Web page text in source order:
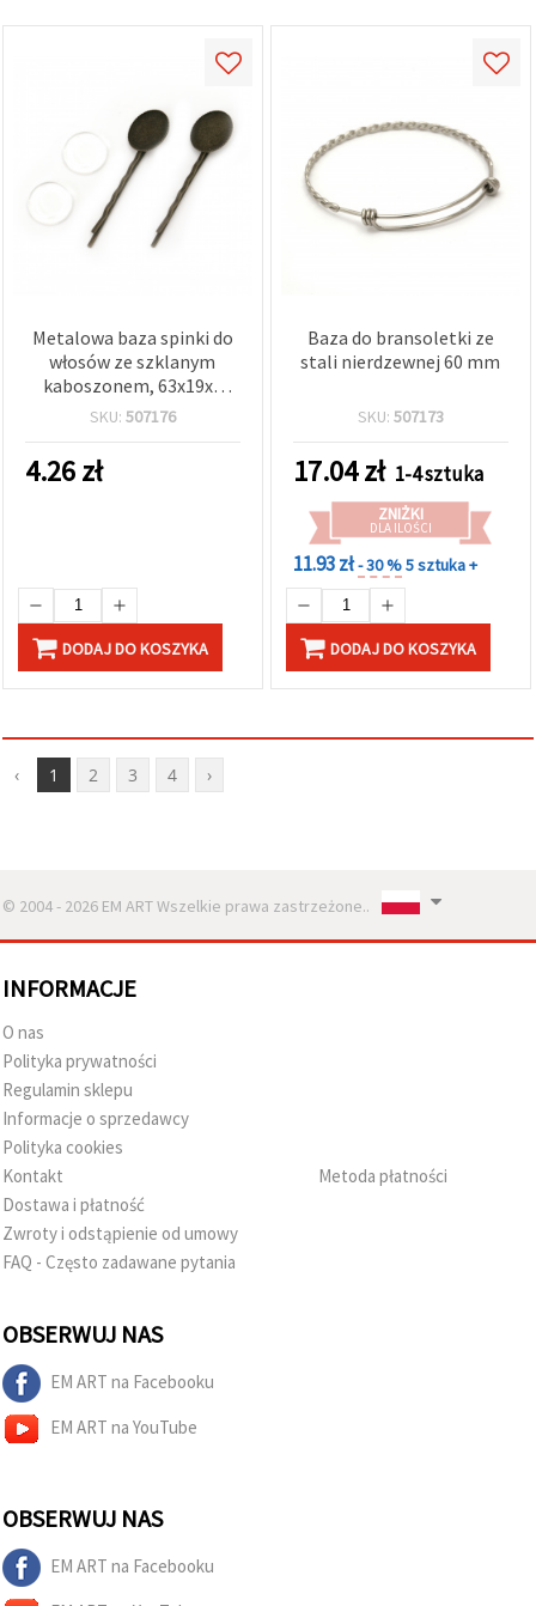
Metalowa baza spinki do
włosów ze szklanym
kaboszonem, 63x19x2
mm, antyczny brąz – 2
SKU: 507176
4.26zł
DODAJ DO KOSZYKA
Baza do bransoletki ze
stali nierdzewnej 60 mm
SKU: 507173
17.04zł 1-4 sztuka
ZNIŻKI
DLA ILOŚCI
11.93 zł- 30 %5 sztuka +
DODAJ DO KOSZYKA
‹ 1 2 3 4 ›
© 2004 - 2026 EM ART Wszelkie prawa zastrzeżone..
INFORMACJE
O nas
Polityka prywatności
Regulamin sklepu
Informacje o sprzedawcy
Polityka cookies
Kontakt
Dostawa i płatność
Zwroty i odstąpienie od umowy
FAQ - Często zadawane pytania
Metoda płatności
OBSERWUJ NAS
EM ART na Facebooku
EM ART na YouTube
OBSERWUJ NAS
EM ART na Facebooku